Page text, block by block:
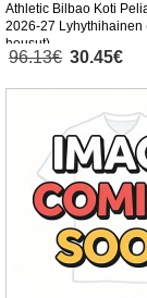
Athletic Bilbao Koti
2026-27 Lyhythihainen
housut)
96.13€ 30.45€